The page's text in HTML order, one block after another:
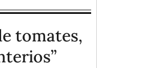
tomates,